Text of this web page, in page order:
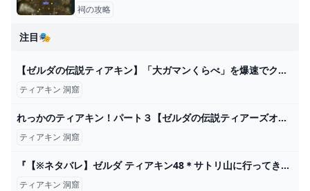
祠の攻略
注目🎭
【ゼルダの伝説ティアキン】「大ガマンくらべ」を爆速でクリアする方法！ - YouTube
ティアキン 洞窟
れっかのティアキン！パート３【ゼルダの伝説ティアーズオブザキングダム】 - YouTube
ティアキン 洞窟
『【※ネタバレ】ゼルダ ティアキン48＊サトリ山に行ってきた』
ティアキン 洞窟